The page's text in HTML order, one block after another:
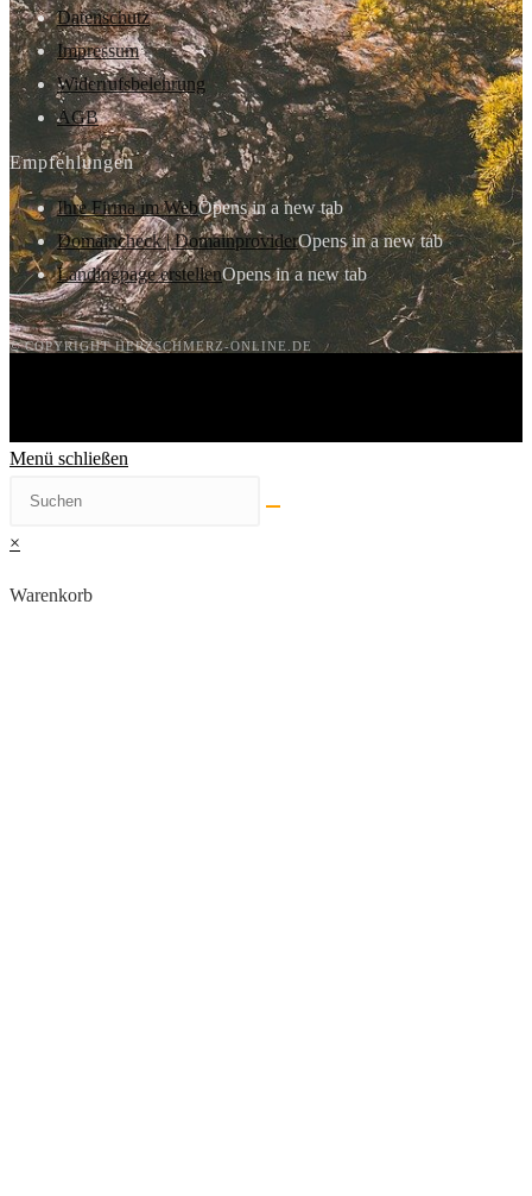
Datenschutz
Impressum
Widerrufsbelehrung
AGB
Empfehlungen
Ihre Firma im WebOpens in a new tab
Domaincheck | DomainproviderOpens in a new tab
Landingpage erstellenOpens in a new tab
© COPYRIGHT HERZSCHMERZ-ONLINE.DE
Menü schließen
×
Warenkorb